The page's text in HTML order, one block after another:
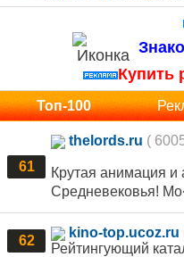
Купить
Топ-100
61
thelords.ru (
Крутая анимация
Средневековья!
62
kino-top.ucoz.ru
Рейтингующий